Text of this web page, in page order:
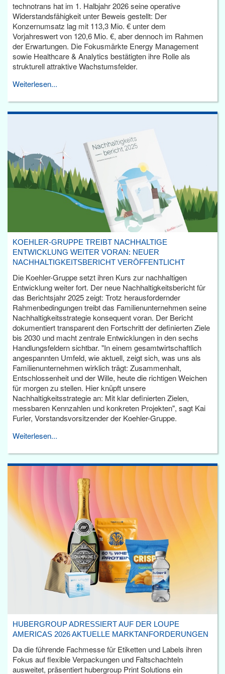
technotrans hat im 1. Halbjahr 2026 seine operative
Widerstandsfähigkeit unter Beweis gestellt: Der
Konzernumsatz lag mit 113,3 Mio. € unter dem
Vorjahreswert von 120,6 Mio. €, aber dennoch im Rahmen
der Erwartungen. Die Fokusmärkte Energy Management
sowie Healthcare & Analytics bestätigten ihre Rolle als
strukturell attraktive Wachstumsfelder.
Weiterlesen...
KOEHLER-GRUPPE TREIBT NACHHALTIGE
ENTWICKLUNG WEITER VORAN: NEUER
NACHHALTIGKEITSBERICHT VERÖFFENTLICHT
Die Koehler-Gruppe setzt ihren Kurs zur nachhaltigen
Entwicklung weiter fort. Der neue Nachhaltigkeitsbericht für
das Berichtsjahr 2025 zeigt: Trotz herausfordernder
Rahmenbedingungen treibt das Familienunternehmen seine
Nachhaltigkeitsstrategie konsequent voran. Der Bericht
dokumentiert transparent den Fortschritt der definierten Ziele
bis 2030 und macht zentrale Entwicklungen in den sechs
Handlungsfeldern sichtbar. "In einem gesamtwirtschaftlich
angespannten Umfeld, wie aktuell, zeigt sich, was uns als
Familienunternehmen wirklich trägt: Zusammenhalt,
Entschlossenheit und der Wille, heute die richtigen Weichen
für morgen zu stellen. Hier knüpft unsere
Nachhaltigkeitsstrategie an: Mit klar definierten Zielen,
messbaren Kennzahlen und konkreten Projekten", sagt Kai
Furler, Vorstandsvorsitzender der Koehler-Gruppe.
Weiterlesen...
HUBERGROUP ADRESSIERT AUF DER LOUPE
AMERICAS 2026 AKTUELLE MARKTANFORDERUNGEN
Da die führende Fachmesse für Etiketten und Labels ihren
Fokus auf flexible Verpackungen und Faltschachteln
ausweitet, präsentiert hubergroup Print Solutions ein